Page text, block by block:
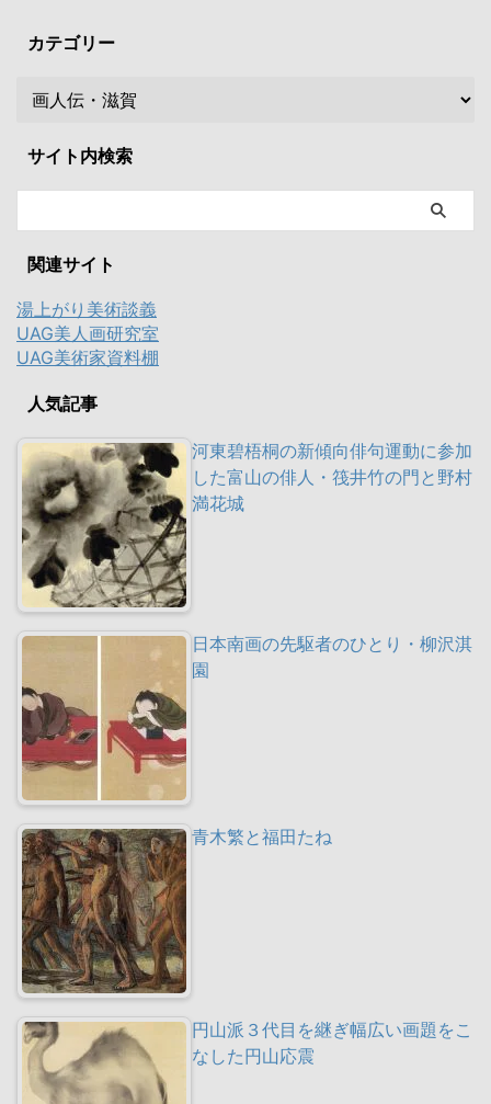
カテゴリー
サイト内検索
関連サイト
湯上がり美術談義
UAG美人画研究室
UAG美術家資料棚
人気記事
河東碧梧桐の新傾向俳句運動に参加
した富山の俳人・筏井竹の門と野村
満花城
日本南画の先駆者のひとり・柳沢淇
園
青木繁と福田たね
円山派３代目を継ぎ幅広い画題をこ
なした円山応震